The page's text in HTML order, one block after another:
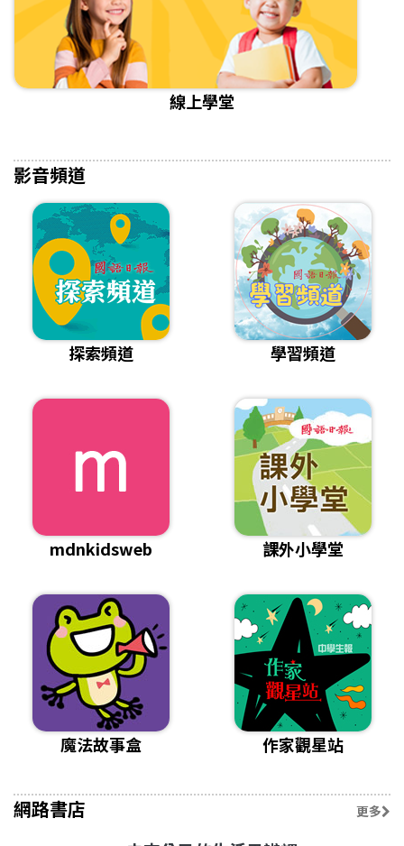
線上學堂
影音頻道
探索頻道 學習頻道
mdnkidsweb 課外小學堂
魔法故事盒 作家觀星站
網路書店 更多